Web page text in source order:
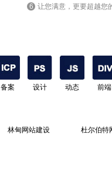
6 让您满意，更要超越您
备案 设计 动态 前端
林甸网站建设 杜尔伯特